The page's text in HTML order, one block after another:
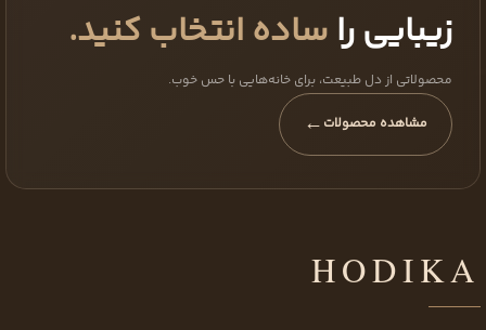
زیبایی را ساده انتخاب کنید.
محصولاتی از دل طبیعت، برای خانه‌هایی با حس خوب.
مشاهده محصولات ←
HODIKA